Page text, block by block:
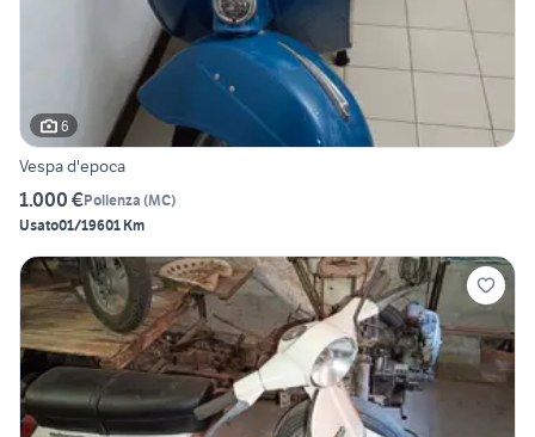
6
Vespa d'epoca
1.000 €Pollenza (MC)
Usato01/19601 Km